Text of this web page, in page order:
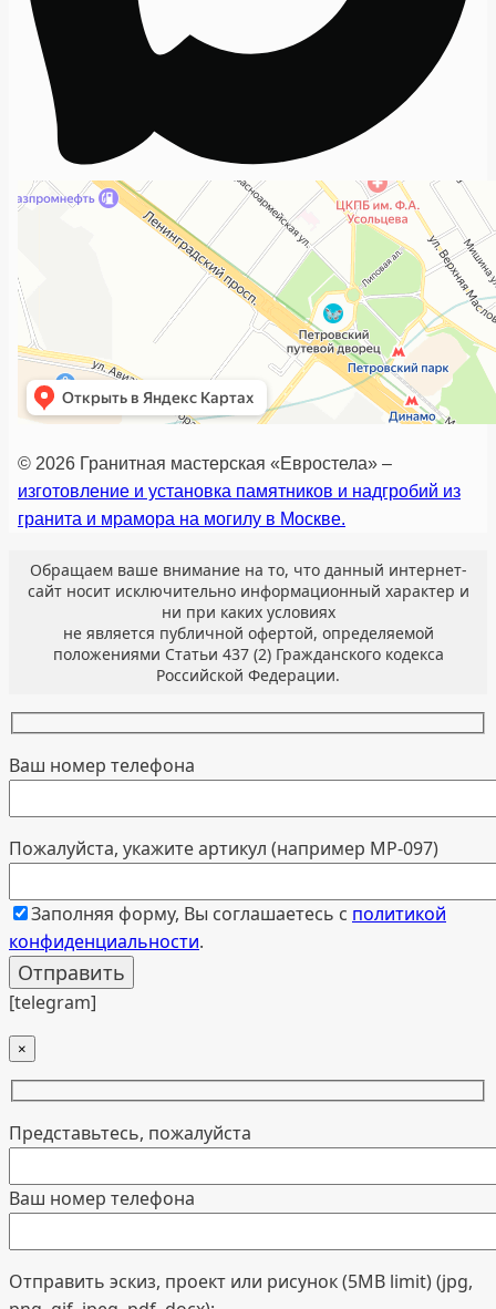
© 2026 Гранитная мастерская «Евростела» –
изготовление и установка памятников и надгробий из
гранита и мрамора на могилу в Москве.
Обращаем ваше внимание на то, что данный интернет-
сайт носит исключительно информационный характер и
ни при каких условиях
не является публичной офертой, определяемой
положениями Статьи 437 (2) Гражданского кодекса
Российской Федерации.
Ваш номер телефона
Пожалуйста, укажите артикул (например МР-097)
Заполняя форму, Вы соглашаетесь с политикой
конфиденциальности.
[telegram]
×
Представьтесь, пожалуйста
Ваш номер телефона
Отправить эскиз, проект или рисунок (5MB limit) (jpg,